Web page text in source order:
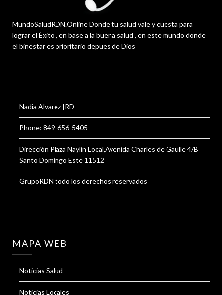
MundoSaludRDN.Online Donde tu salud vale y cuesta para
lograr el Éxito , en base a la buena salud , en este mundo donde
el binestar es prioritario depues de Dios
Nadia Alvarez |RD
Phone: 849-656-5405
Dirección Plaza Naylin Local,Avenida Charles de Gaulle 4/B
Santo Domingo Este 11512
GrupoRDN todo los derechos reservados
MAPA WEB
Noticias Salud
Noticias Locales